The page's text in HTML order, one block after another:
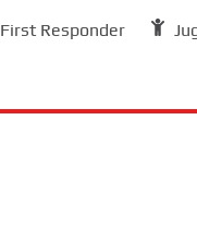
First Responder